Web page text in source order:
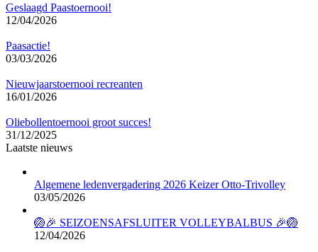
Geslaagd Paastoernooi!
12/04/2026
Paasactie!
03/03/2026
Nieuwjaarstoernooi recreanten
16/01/2026
Oliebollentoernooi groot succes!
31/12/2025
Laatste nieuws
Algemene ledenvergadering 2026 Keizer Otto-Trivolley
03/05/2026
🏐🎉 SEIZOENSAFSLUITER VOLLEYBALBUS 🎉🏐
12/04/2026